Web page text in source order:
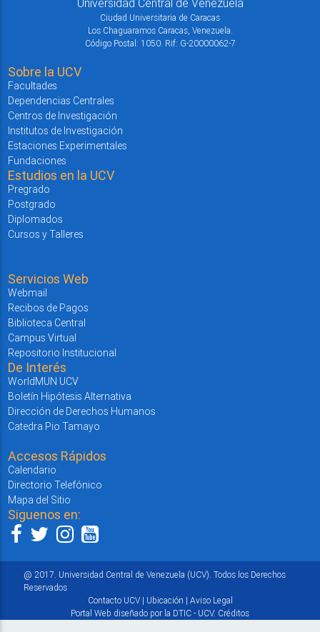
Universidad Central de Venezuela
Ciudad Universitaria de Caracas
Los Chaguaramos Caracas, Venezuela.
Código Postal: 1050. Rif: G-20000062-7
Sobre la UCV
Facultades
Dependencias Centrales
Centros de Investigación
Institutos de Investigación
Estaciones Experimentales
Fundaciones
Estudios en la UCV
Pregrado
Postgrado
Diplomados
Cursos y Talleres
Servicios Web
Webmail
Recibos de Pagos
Biblioteca Central
Campus Virtual
Repositorio Institucional
De Interés
WorldMUN UCV
Boletín Hipótesis Alternativa
Dirección de Derechos Humanos
Catedra Pio Tamayo
Accesos Rápidos
Calendario
Directorio Telefónico
Mapa del Sitio
Siguenos en:
@ 2017. Universidad Central de Venezuela (UCV). Todos los Derechos
Reservados
Contacto UCV| Ubicación | Aviso Legal
Portal Web diseñado por la DTIC - UCV. Créditos